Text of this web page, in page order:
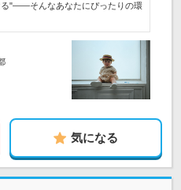
る"――そんなあなたにぴったりの環
気になる